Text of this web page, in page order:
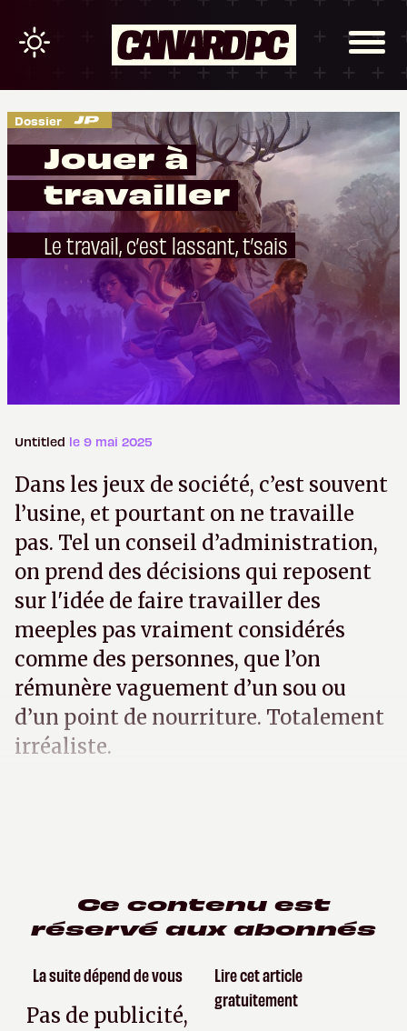
Dossier
Jouer à
travailler
Le travail, c’est lassant, t’sais
Untitled le 9 mai 2025
Dans les jeux de société, c’est souvent
l’usine, et pourtant on ne travaille
pas. Tel un conseil d’administration,
on prend des décisions qui reposent
sur l'idée de faire travailler des
meeples pas vraiment considérés
comme des personnes, que l’on
rémunère vaguement d’un sou ou
d’un point de nourriture. Totalement
irréaliste.
Ce contenu est
réservé aux abonnés
La suite dépend de vous
Pas de publicité,
Lire cet article
gratuitement